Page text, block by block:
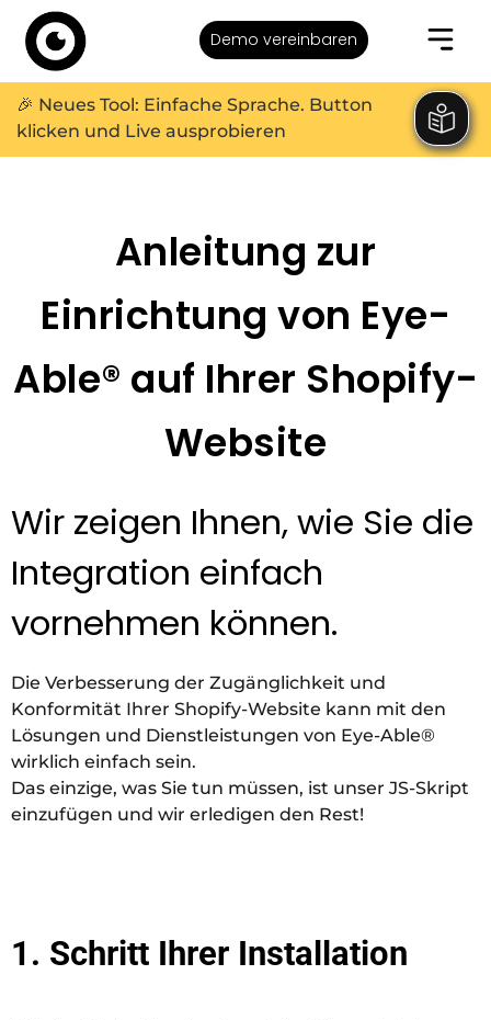
Demo vereinbaren
🎉 Neues Tool: Einfache Sprache. Button
klicken und Live ausprobieren
Anleitung zur
Einrichtung von Eye-
Able® auf Ihrer Shopify-
Website
Wir zeigen Ihnen, wie Sie die
Integration einfach
vornehmen können.
Die Verbesserung der Zugänglichkeit und
Konformität Ihrer Shopify-Website kann mit den
Lösungen und Dienstleistungen von Eye-Able®
wirklich einfach sein.
Das einzige, was Sie tun müssen, ist unser JS-Skript
einzufügen und wir erledigen den Rest!
1. Schritt Ihrer Installation